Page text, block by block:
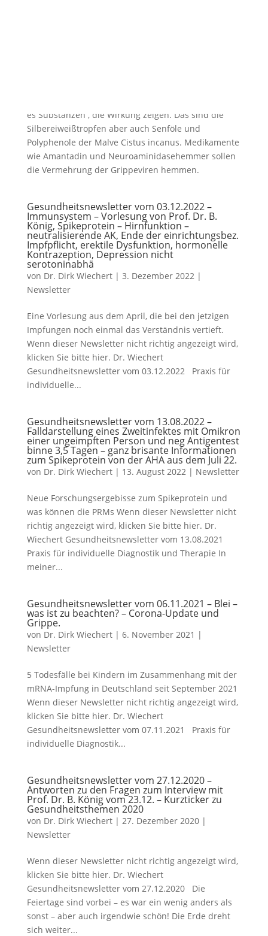
es Substanzen , die Wirkung zeigen. Das sind die
Silbereiweißtropfen aber auch Senföle und
Polyphenole der Malve Cistus incanus. Medikamente
wie Amantadin und Neuroaminidasehemmer sollen
die Vermehrung der Grippeviren hemmen.
Gesundheitsnewsletter vom 03.12.2022 –
Immunsystem – Vorlesung von Prof. Dr. B.
König, Spikeprotein – Hirnfunktion –
neutralisierende AK, Ende der einrichtungsbez.
Impfpflicht, erektile Dysfunktion, hormonelle
Kontrazeption, Depression nicht
serotoninabhä
von Dr. Dirk Wiechert| 3. Dezember 2022|
Newsletter
Eine Vorlesung aus dem April, die bei den jetzigen
Impfungen noch einmal das Verständnis vertieft.
Wenn dieser Newsletter nicht richtig angezeigt wird,
klicken Sie bitte hier. Dr. Wiechert
Gesundheitsnewsletter vom 03.12.2022 Praxis für
individuelle...
Gesundheitsnewsletter vom 13.08.2022 –
Falldarstellung eines Zweitinfektes mit Omikron
einer ungeimpften Person und neg Antigentest
binne 3,5 Tagen – ganz brisante Informationen
zum Spikeprotein von der AHA aus dem Juli 22.
von Dr. Dirk Wiechert| 13. August 2022| Newsletter
Neue Forschungsergebisse zum Spikeprotein und
was können die PRMs Wenn dieser Newsletter nicht
richtig angezeigt wird, klicken Sie bitte hier. Dr.
Wiechert Gesundheitsnewsletter vom 13.08.2021
Praxis für individuelle Diagnostik und Therapie In
meiner...
Gesundheitsnewsletter vom 06.11.2021 – Blei –
was ist zu beachten? – Corona-Update und
Grippe.
von Dr. Dirk Wiechert| 6. November 2021 |
Newsletter
5 Todesfälle bei Kindern im Zusammenhang mit der
mRNA-Impfung in Deutschland seit September 2021
Wenn dieser Newsletter nicht richtig angezeigt wird,
klicken Sie bitte hier. Dr. Wiechert
Gesundheitsnewsletter vom 07.11.2021 Praxis für
individuelle Diagnostik...
Gesundheitsnewsletter vom 27.12.2020 –
Antworten zu den Fragen zum Interview mit
Prof. Dr. B. König vom 23.12. – Kurzticker zu
Gesundheitsthemen 2020
von Dr. Dirk Wiechert| 27. Dezember 2020|
Newsletter
Wenn dieser Newsletter nicht richtig angezeigt wird,
klicken Sie bitte hier. Dr. Wiechert
Gesundheitsnewsletter vom 27.12.2020 Die
Feiertage sind vorbei – es war ein wenig anders als
sonst – aber auch irgendwie schön! Die Erde dreht
sich weiter...